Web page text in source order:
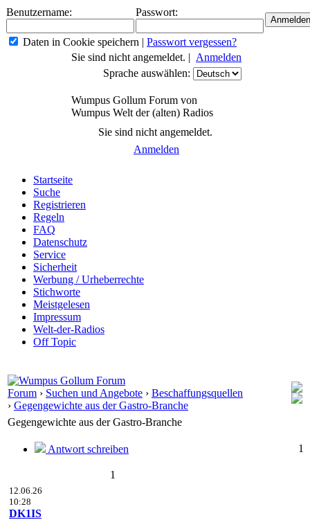
Benutzername: Passwort:
Daten in Cookie speichern | Passwort vergessen?
Sie sind nicht angemeldet. | Anmelden
Sprache auswählen:
Wumpus Gollum Forum von
Wumpus Welt der (alten) Radios
Sie sind nicht angemeldet.
Anmelden
Startseite
Suche
Registrieren
Regeln
FAQ
Datenschutz
Service
Sicherheit
Werbung / Urheberrechte
Stichworte
Meistgelesen
Impressum
Welt-der-Radios
Off Topic
Forum › Suchen und Angebote › Beschaffungsquellen
› Gegengewichte aus der Gastro-Branche
Gegengewichte aus der Gastro-Branche
Antwort schreiben 1
1
12.06.26
10:28
DK1IS